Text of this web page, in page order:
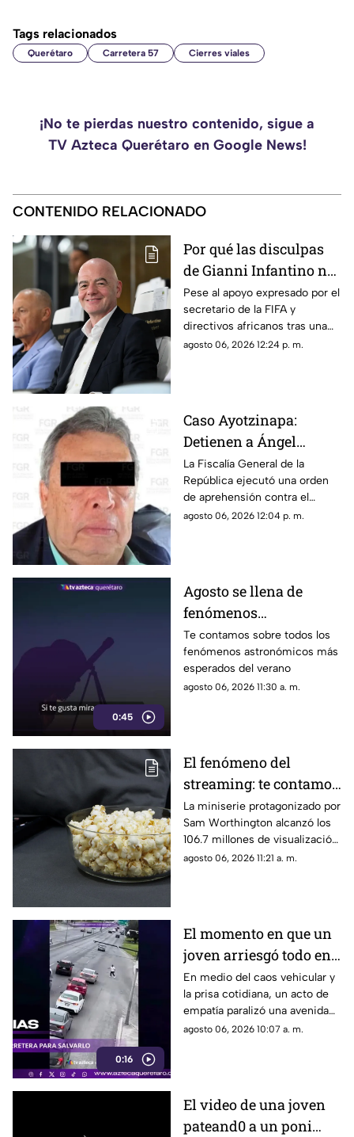
Tags relacionados
Querétaro Carretera 57 Cierres viales
¡No te pierdas nuestro contenido, sigue a
TV Azteca Querétaro en Google News!
CONTENIDO RELACIONADO
Por qué las disculpas
de Gianni Infantino no
lograron frenar el
posicionamiento de la
UEFA
Pese al apoyo expresado por el
secretario de la FIFA y
directivos africanos tras una
reunión de emergencia, la
agosto 06, 2026 12:24 p. m.
Caso Ayotzinapa:
Detienen a Ángel
Aguirre, exgobernador
de Guerrero
La Fiscalía General de la
República ejecutó una orden
de aprehensión contra el
exmandatario de Guerrero por
agosto 06, 2026 12:04 p. m.
0:45
Agosto se llena de
fenómenos
astronómicos: las
fechas para verlos
gratis desde Querétaro
Te contamos sobre todos los
fenómenos astronómicos más
esperados del verano
agosto 06, 2026 11:30 a. m.
El fenómeno del
streaming: te contamos
de qué miniserie se
trata y por qué está
atrapando a millones
La miniserie protagonizado por
Sam Worthington alcanzó los
106.7 millones de visualización
en solo 46 días
agosto 06, 2026 11:21 a. m.
0:16
El momento en que un
joven arriesgó todo en
plena avenida para
rescatar a un perro
asustado
En medio del caos vehicular y
la prisa cotidiana, un acto de
empatía paralizó una avenida
cuando un joven detuvo el
agosto 06, 2026 10:07 a. m.
El video de una joven
pateand0 a un poni